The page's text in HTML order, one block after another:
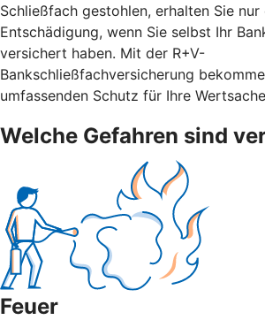
Schließfach gestohlen, erhalten Sie nur
Entschädigung, wenn Sie selbst Ihr
versichert haben. Mit der R+V-
Bankschließfachversicherung
umfassenden Schutz für Ihre
Welche Gefahren sind
Feuer